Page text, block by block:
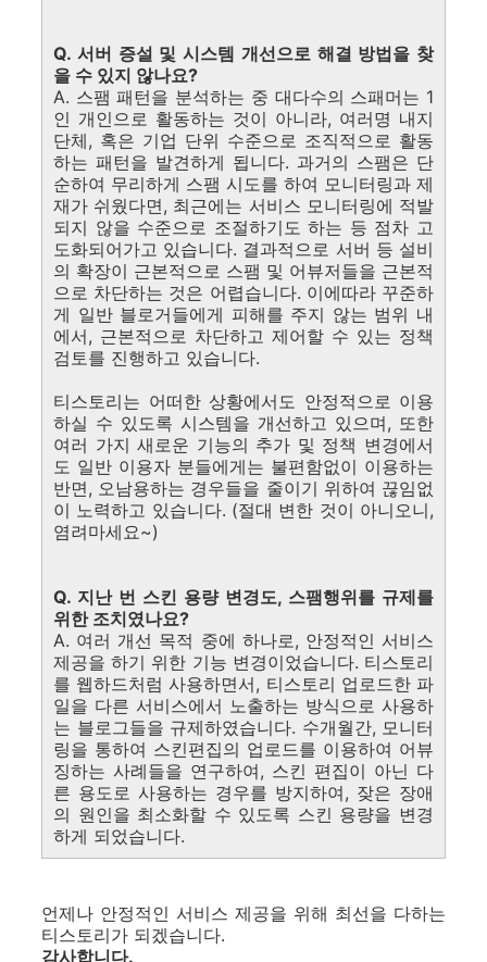
Q. 서버 증설 및 시스템 개선으로 해결 방법을 찾
을 수 있지 않나요?
A. 스팸 패턴을 분석하는 중 대다수의 스패머는 1
인 개인으로 활동하는 것이 아니라, 여러명 내지
단체, 혹은 기업 단위 수준으로 조직적으로 활동
하는 패턴을 발견하게 됩니다. 과거의 스팸은 단
순하여 무리하게 스팸 시도를 하여 모니터링과 제
재가 쉬웠다면, 최근에는 서비스 모니터링에 적발
되지 않을 수준으로 조절하기도 하는 등 점차 고
도화되어가고 있습니다. 결과적으로 서버 등 설비
의 확장이 근본적으로 스팸 및 어뷰저들을 근본적
으로 차단하는 것은 어렵습니다. 이에따라 꾸준하
게 일반 블로거들에게 피해를 주지 않는 범위 내
에서, 근본적으로 차단하고 제어할 수 있는 정책
검토를 진행하고 있습니다.
티스토리는 어떠한 상황에서도 안정적으로 이용
하실 수 있도록 시스템을 개선하고 있으며, 또한
여러 가지 새로운 기능의 추가 및 정책 변경에서
도 일반 이용자 분들에게는 불편함없이 이용하는
반면, 오남용하는 경우들을 줄이기 위하여 끊임없
이 노력하고 있습니다. (절대 변한 것이 아니오니,
염려마세요~)
Q. 지난 번 스킨 용량 변경도, 스팸행위를 규제를
위한 조치였나요?
A. 여러 개선 목적 중에 하나로, 안정적인 서비스
제공을 하기 위한 기능 변경이었습니다. 티스토리
를 웹하드처럼 사용하면서, 티스토리 업로드한 파
일을 다른 서비스에서 노출하는 방식으로 사용하
는 블로그들을 규제하였습니다. 수개월간, 모니터
링을 통하여 스킨편집의 업로드를 이용하여 어뷰
징하는 사례들을 연구하여, 스킨 편집이 아닌 다
른 용도로 사용하는 경우를 방지하여, 잦은 장애
의 원인을 최소화할 수 있도록 스킨 용량을 변경
하게 되었습니다.
언제나 안정적인 서비스 제공을 위해 최선을 다하는
티스토리가 되겠습니다.
감사합니다.